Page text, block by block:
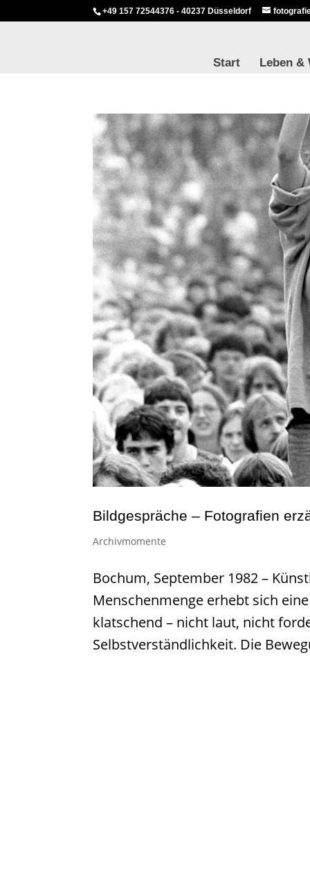
+49 157 72544376 - 40237 Düsseldorf
Start Leben &
Bildgespräche – Fotografien
Archivmomente
Bochum, September 1982 –
Menschenmenge erhebt sich
klatschend – nicht laut, nicht
Selbstverständlichkeit. Die